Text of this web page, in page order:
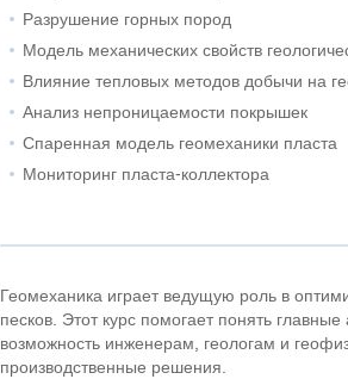
Разрушение горных пород
Модель механических свойств
Влияние тепловых методов добычи на
Анализ непроницаемости покрышек
Спаренная модель геомеханики пласта
Мониторинг пласта-коллектора
Геомеханика играет ведущую роль в
песков. Этот курс помогает понять
возможность инженерам, геологам и
производственные решения.